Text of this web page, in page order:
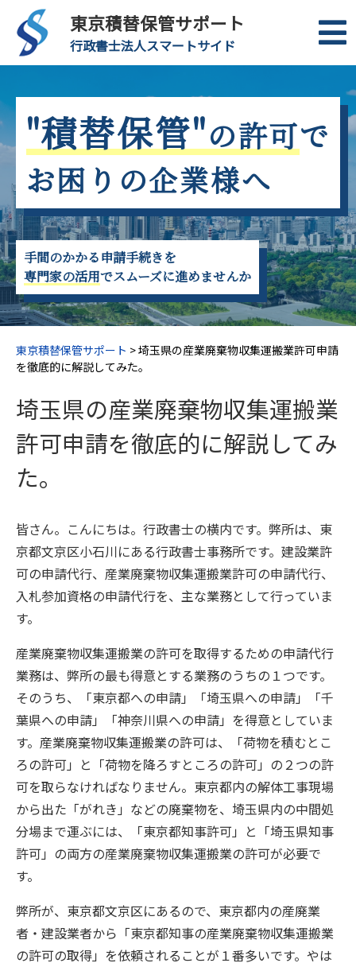
東京積替保管サポート
行政書士法人スマートサイド
"積替保管"の許可で
お困りの企業様へ
手間のかかる申請手続きを
専門家の活用でスムーズに進めませんか
東京積替保管サポート >埼玉県の産業廃棄物収集運搬業許可申請
を徹底的に解説してみた。
埼玉県の産業廃棄物収集運搬業
許可申請を徹底的に解説してみ
た。
皆さん。こんにちは。行政書士の横内です。弊所は、東
京都文京区小石川にある行政書士事務所です。建設業許
可の申請代行、産業廃棄物収集運搬業許可の申請代行、
入札参加資格の申請代行を、主な業務として行っていま
す。
産業廃棄物収集運搬業の許可を取得するための申請代行
業務は、弊所の最も得意とする業務のうちの１つです。
そのうち、「東京都への申請」「埼玉県への申請」「千
葉県への申請」「神奈川県への申請」を得意としていま
す。産業廃棄物収集運搬業の許可は、「荷物を積むとこ
ろの許可」と「荷物を降ろすところの許可」の２つの許
可を取らなければなりません。東京都内の解体工事現場
から出た「がれき」などの廃棄物を、埼玉県内の中間処
分場まで運ぶには、「東京都知事許可」と「埼玉県知事
許可」の両方の産業廃棄物収集運搬業の許可が必要で
す。
弊所が、東京都文京区にあるので、東京都内の産廃業
者・建設業者から「東京都知事の産業廃棄物収集運搬業
の許可の取得」を依頼されることが１番多いです。やは